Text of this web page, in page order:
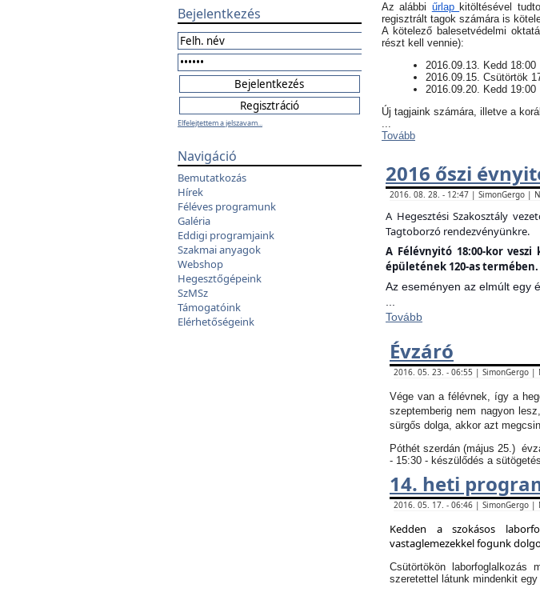
Bejelentkezés
Elfelejtettem a jelszavam...
Navigáció
Bemutatkozás
Hírek
Féléves programunk
Galéria
Eddigi programjaink
Szakmai anyagok
Webshop
Hegesztőgépeink
SzMSz
Támogatóink
Elérhetőségeink
Az alábbi űrlap kitöltésével
regisztrált tagok számára is
​A kötelező balesetvédelmi
részt kell vennie):
​2016.09.13. Kedd 18:00
2016.09.15. Csütörtök
2016.09.20. Kedd 19:00
Új tagjaink számára, illetve a
...
Tovább
2016 őszi
2016. 08. 28. - 12:47 | SimonGergo |
A Hegesztési Szakosztály
Tagtoborzó rendezvényünkre.
A Félévnyitó 18:00-kor
épületének 120-as
Az eseményen az elmúlt egy
Tovább
Évzáró
2016. 05. 23. - 06:55 | SimonGergo |
Vége van a félévnek, így a
szeptemberig nem nagyon
sürgős dolga, akkor azt
Póthét szerdán (május 25.)
- 15:30 - készülődés a
14. heti
2016. 05. 17. - 06:46 | SimonGergo |
Kedden a szokásos
vastaglemezekkel fogunk
Csütörtökön
szeretettel látunk mindenkit